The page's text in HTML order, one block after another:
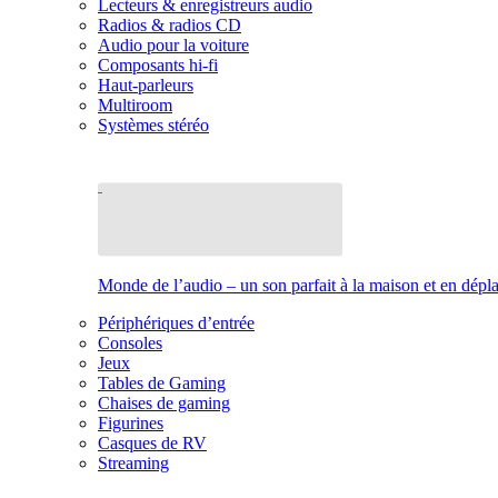
Lecteurs & enregistreurs audio
Radios & radios CD
Audio pour la voiture
Composants hi-fi
Haut-parleurs
Multiroom
Systèmes stéréo
Monde de l’audio – un son parfait à la maison et en
Périphériques d’entrée
Consoles
Jeux
Tables de Gaming
Chaises de gaming
Figurines
Casques de RV
Streaming